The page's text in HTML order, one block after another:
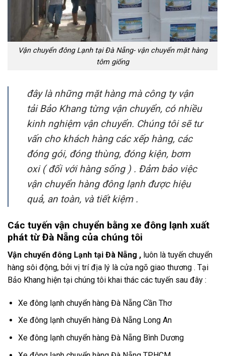
Vận chuyển đông Lạnh tại Đà Nẵng- vận chuyển mặt hàng
tôm giống
đây là những mặt hàng mà công ty vận
tải Bảo Khang từng vận chuyển, có nhiều
kinh nghiệm vận chuyển. Chúng tôi sẽ tư
vấn cho khách hàng các xếp hàng, các
đóng gói, đóng thùng, đóng kiện, bơm
oxi ( đối với hàng sống ) . Đảm bảo việc
vận chuyển hàng đông lạnh được hiệu
quả, an toàn, và tiết kiệm .
Các tuyến vận chuyển bằng xe đông lạnh xuất
phát từ Đà Nẵng của chúng tôi
Vận chuyển đông Lạnh tại Đà Nẵng , luôn là tuyến chuyển
hàng sôi động, bởi vị trí địa lý là cửa ngõ giao thương . Tại
Bảo Khang hiện tại chúng tôi khai thác các tuyến sau đây :
Xe đông lạnh chuyển hàng Đà Nẵng Cần Thơ
Xe đông lạnh chuyển hàng Đà Nẵng Long An
Xe đông lạnh chuyển hàng Đà Nẵng Bình Dương